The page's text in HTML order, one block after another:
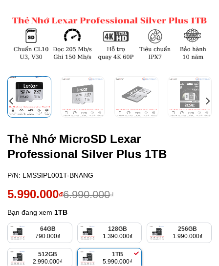
Thẻ Nhớ MicroSD Lexar
Professional Silver Plus 1TB
P/N: LMSSIPL001T-BNANG
6.990.000₫
Giá
gốc
là:
6.990.000₫.
5.990.000₫
Giá
hiện
tại
là:
5.990.000₫.
Bạn đang xem 1TB
64GB
790.000₫
128GB
1.390.000₫
256GB
1.990.000₫
512GB
2.990.000₫
1TB
5.990.000₫